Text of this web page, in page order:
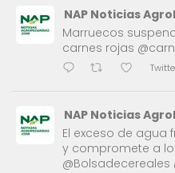
NAP Noticias
Marruecos
carnes rojas
NAP Noticias
El exceso de agua
y compromete a
@Bolsadecereales